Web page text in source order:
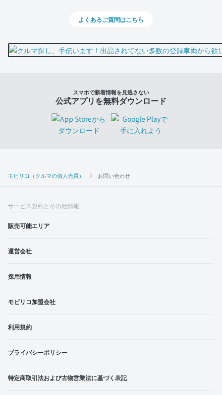
モビリコ（クルマの個人売買） お問い合わせ
よくあるご質問はこちら
スマホで新着情報を見逃さない
公式アプリを無料ダウンロード
サービス規約とその他情報
販売可能エリア
運営会社
採用情報
モビリコ加盟会社
利用規約
プライバシーポリシー
特定商取引法および古物営業法に基づく表記